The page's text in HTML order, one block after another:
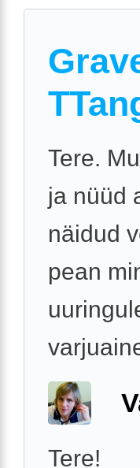
Tere.
ja nüüd
näidud
pean
Tere!